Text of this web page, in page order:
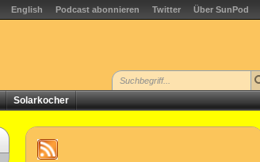
English Podcast abonnieren Twitter Über SunPod
Solarkocher